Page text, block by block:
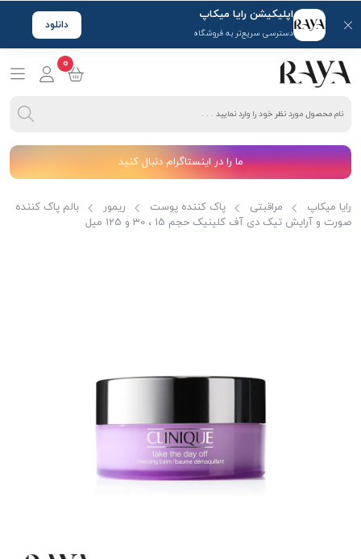
اپلیکیشن رایا میکاپ
دسترسی سریع‌تر به فروشگاه
دانلود
0
ما را در اینستاگرام دنبال کنید
رایا میکاپ مراقبتی پاک کننده پوست ریمور
بالم پاک کننده
صورت و آرایش تیک دی آف کلینیک حجم 15 ، 30 و 125 میل